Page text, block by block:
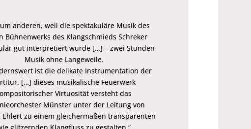
anderen, weil die spektakuläre Musik des
Bühnenwerks des Klangschmieds Schreker
gut interpretiert wurde […] – zwei Stunden
Musik ohne Langeweile.
ist die delikate Instrumentation der
[…] dieses musikalische Feuerwerk
Virtuosität versteht das
Münster unter der Leitung von
Ehlert zu einem gleichermaßen transparenten